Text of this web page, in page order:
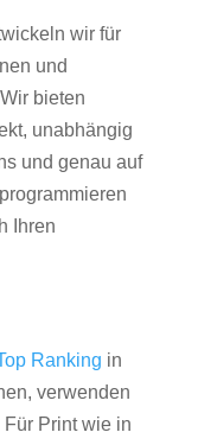
wir für
und
bieten
unabhängig
und genau auf
Ihren
Ranking in
verwenden
Print wie in